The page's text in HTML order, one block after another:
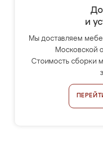
и
Мы доставляем
Московской
Стоимость сборки